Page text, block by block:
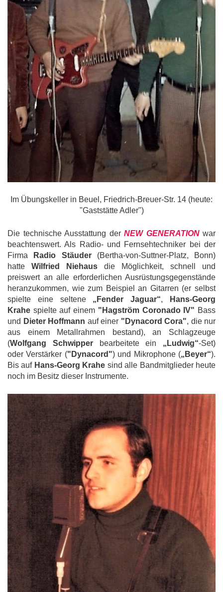
Im Übungskeller in Beuel, Friedrich-Breuer-Str. 14 (heute:
"Gaststätte Adler")
Die technische Ausstattung der NEW GENERATION war
beachtenswert. Als Radio- und Fernsehtechniker bei der
Firma
Radio Stäuder(Bertha-von-Suttner-Platz, Bonn)
hatte Wilfried Niehaus die Möglichkeit, schnell und
preiswert an alle erforderlichen Ausrüstungsgegenstände
heranzukommen, wie zum Beispiel an Gitarren (er selbst
spielte eine seltene „Fender Jaguar“,
Hans-Georg
Krahe spielte auf einem "Hagström Coronado IV" Bass
und Dieter Hoffmann auf einer "Dynacord Cora", die nur
aus einem Metallrahmen bestand), an Schlagzeuge
(Wolfgang Schwipperbearbeitete ein „Ludwig“-Set)
oder Verstärker ("Dynacord") und Mikrophone („Beyer“).
Bis auf Hans-Georg Krahe sind alle Bandmitglieder heute
noch im Besitz dieser Instrumente.